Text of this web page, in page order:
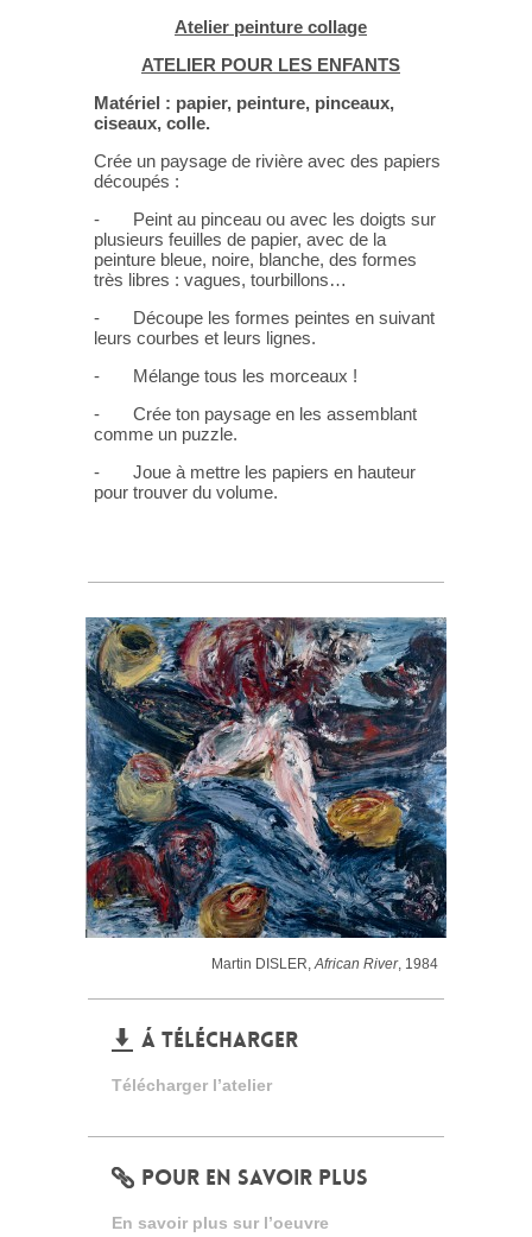
Atelier peinture collage
ATELIER POUR LES ENFANTS
Matériel : papier, peinture, pinceaux,
ciseaux, colle.
Crée un paysage de rivière avec des papiers
découpés :
- Peint au pinceau ou avec les doigts sur
plusieurs feuilles de papier, avec de la
peinture bleue, noire, blanche, des formes
très libres : vagues, tourbillons…
- Découpe les formes peintes en suivant
leurs courbes et leurs lignes.
- Mélange tous les morceaux !
- Crée ton paysage en les assemblant
comme un puzzle.
- Joue à mettre les papiers en hauteur
pour trouver du volume.
Martin DISLER,African River, 1984
Á TÉLÉCHARGER
Télécharger l’atelier
POUR EN SAVOIR PLUS
En savoir plus sur l’oeuvre